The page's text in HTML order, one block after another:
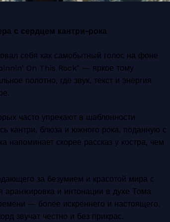
с сердцем кантри-рока
себя как самобытный голос на фоне
On This Rock" — яркое тому
полотно, где звук, текст и энергия
часто упрекают в шаблонности
кантри, блюза и южного рока, поданную с
скорее рассказ у костра, чем
за безумием и красотой мира с
аранжировка и интонации в духе Тома
— более искреннего и настоящего.
звучат честно и без прикрас.